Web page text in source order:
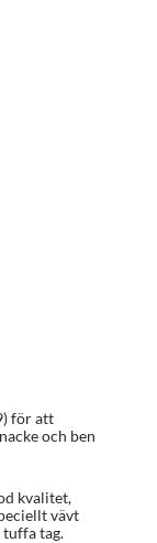
för att
och ben
kvalitet,
vävt
tag.